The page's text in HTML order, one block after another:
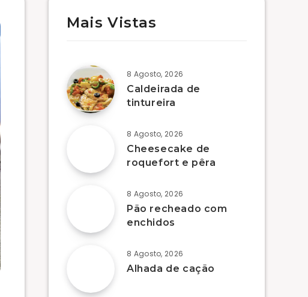
Mais Vistas
8 Agosto, 2026
Caldeirada de
tintureira
8 Agosto, 2026
Cheesecake de
roquefort e pêra
8 Agosto, 2026
Pão recheado com
enchidos
8 Agosto, 2026
Alhada de cação